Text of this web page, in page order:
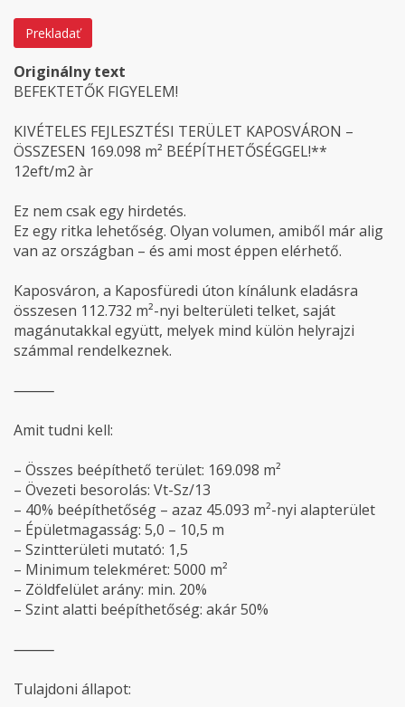
Prekladať
Originálny text
BEFEKTETŐK FIGYELEM!
KIVÉTELES FEJLESZTÉSI TERÜLET KAPOSVÁRON –
ÖSSZESEN 169.098 m² BEÉPÍTHETŐSÉGGEL!**
12eft/m2 àr
Ez nem csak egy hirdetés.
Ez egy ritka lehetőség. Olyan volumen, amiből már alig
van az országban – és ami most éppen elérhető.
Kaposváron, a Kaposfüredi úton kínálunk eladásra
összesen 112.732 m²-nyi belterületi telket, saját
magánutakkal együtt, melyek mind külön helyrajzi
számmal rendelkeznek.
⸻
Amit tudni kell:
– Összes beépíthető terület: 169.098 m²
– Övezeti besorolás: Vt-Sz/13
– 40% beépíthetőség – azaz 45.093 m²-nyi alapterület
– Épületmagasság: 5,0 – 10,5 m
– Szintterületi mutató: 1,5
– Minimum telekméret: 5000 m²
– Zöldfelület arány: min. 20%
– Szint alatti beépíthetőség: akár 50%
⸻
Tulajdoni állapot: